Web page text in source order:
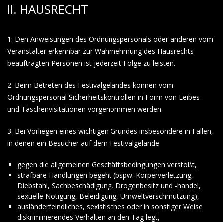
II. HAUSRECHT
1. Den Anweisungen des Ordnungspersonals oder anderen vom
Veranstalter erkennbar zur Wahrnehmung des Hausrechts
beauftragten Personen ist jederzeit Folge zu leisten.
2. Beim Betreten des Festivalgeländes können vom
Ordnungspersonal Sicherheitskontrollen in Form von Leibes-
und Taschenvisitationen vorgenommen werden.
3. Bei Vorliegen eines wichtigen Grundes insbesondere in Fällen,
in denen ein Besucher auf dem Festivalgelände
gegen die allgemeinen Geschäftsbedingungen verstößt,
strafbare Handlungen begeht (bspw. Körperverletzung,
Diebstahl, Sachbeschädigung, Drogenbesitz und -handel,
sexuelle Nötigung, Beleidigung, Umweltverschmutzung),
ausländerfeindliches, sexistisches oder in sonstiger Weise
diskriminierendes Verhalten an den Tag legt,